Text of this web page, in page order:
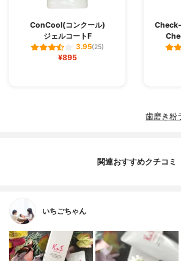
ConCool(コンクール)
ジェルコートF
3.95(25)
¥895
歯磨き粉
関連おすすめクチコミ
いちごちゃん